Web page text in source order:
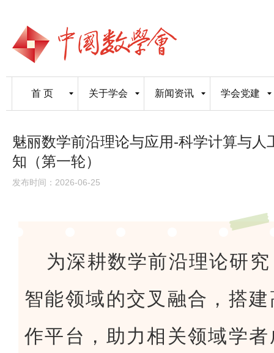
首 页 关于学会 新闻资讯 学会党建
魅丽数学前沿理论与应用-科学计算与人
知（第一轮）
发布时间：2026-06-25
为深耕数学前沿理论研
智能领域的交叉融合，搭
作平台，助力相关领域学